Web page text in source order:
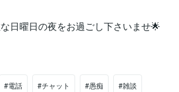
日曜日の夜をお過ごし下さいませ🌟
#電話 #チャット #愚痴 #雑談